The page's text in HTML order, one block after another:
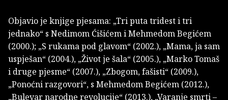
Objavio je knjige pjesama: „Tri puta tridest i tri
jednako“ s Nedimom Ćišićem i Mehmedom Begićem
(2000.); „S rukama pod glavom“ (2002.), „Mama, ja sam
uspješan“ (2004.), „Život je šala“ (2005.), „Marko Tomaš
i druge pjesme“ (2007.), „Zbogom, fašisti“ (2009.),
„Ponoćni razgovori“, s Mehmedom Begićem (2012.),
„Bulevar narodne revolucije“ (2013.), „Varanje smrti –